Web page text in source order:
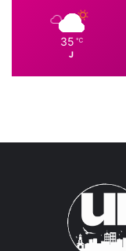
35 ℃
J